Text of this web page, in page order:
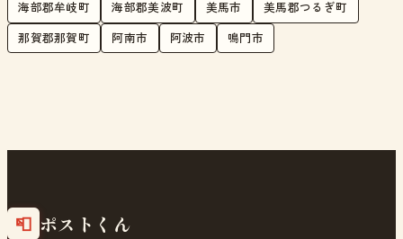
海部郡牟岐町 海部郡美波町 美馬市 美馬郡つるぎ町
那賀郡那賀町 阿南市 阿波市 鳴門市
📮 ポストくん